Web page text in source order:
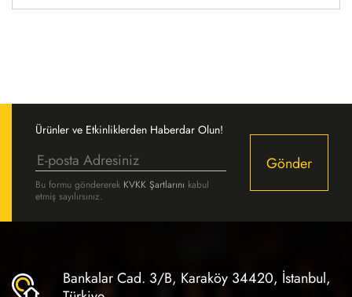
Ürünler ve Etkinliklerden Haberdar Olun!
Bu formu göndererek KVKK Şartlarını kabul
etmiş sayılırsınız.
Gönder
Bankalar Cad. 3/B, Karaköy 34420, İstanbul,